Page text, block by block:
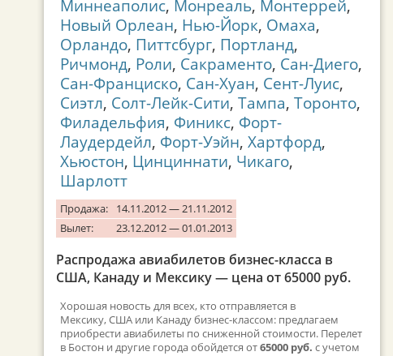
Миннеаполис, Монреаль, Монтеррей,
Новый Орлеан, Нью-Йорк, Омаха,
Орландо, Питтсбург, Портланд,
Ричмонд, Роли, Сакраменто, Сан-Диего,
Сан-Франциско, Сан-Хуан, Сент-Луис,
Сиэтл, Солт-Лейк-Сити, Тампа, Торонто,
Филадельфия, Финикс, Форт-
Лаудердейл, Форт-Уэйн, Хартфорд,
Хьюстон, Цинциннати, Чикаго,
Шарлотт
Продажа:
14.11.2012 — 21.11.2012
Вылет:
23.12.2012 — 01.01.2013
Распродажа авиабилетов бизнес-класса в
США, Канаду и Мексику — цена от 65000 руб.
Хорошая новость для всех, кто отправляется в
Мексику, США или Канаду бизнес-классом: предлагаем
приобрести авиабилеты по сниженной стоимости. Перелет
в Бостон и другие города обойдется от65000 руб. с учетом